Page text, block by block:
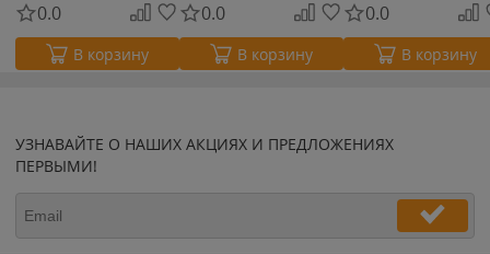
0.0
В корзину
0.0
В корзину
0.0
В корзину
УЗНАВАЙТЕ О НАШИХ АКЦИЯХ И ПРЕДЛОЖЕНИЯХ
ПЕРВЫМИ!